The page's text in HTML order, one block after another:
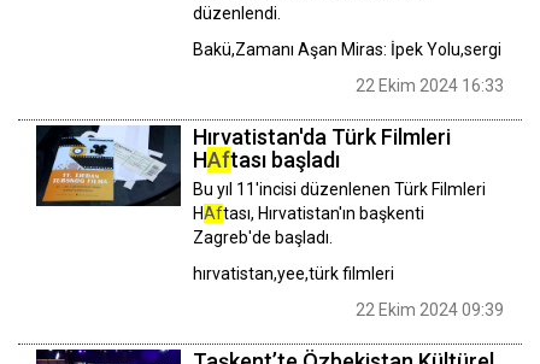
düzenlendi.
Bakü,Zamanı Aşan Miras: İpek Yolu,sergi
22 Ekim 2024 16:33
Hırvatistan'da Türk Filmleri
HAftası başladı
Bu yıl 11'incisi düzenlenen Türk Filmleri
HAftası, Hırvatistan'ın başkenti
Zagreb'de başladı.
hırvatistan,yee,türk filmleri
22 Ekim 2024 09:39